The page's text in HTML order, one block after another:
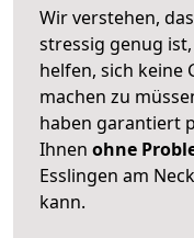
Wir verstehen,
stressig genug
helfen, sich keine
machen zu
haben garantiert
Ihnen ohne
Esslingen am
kann.